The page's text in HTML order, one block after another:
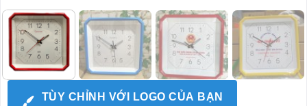
TÙY CHỈNH VỚI LOGO CỦA BẠN